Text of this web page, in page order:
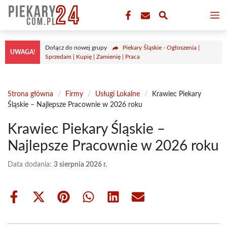
Przejdź
treści
UWAGA!
Dołącz do nowej grupy
Piekary Śląskie - Ogłoszenia |
Sprzedam | Kupię | Zamienię | Praca
Strona główna / Firmy / Usługi Lokalne /
Krawiec Piekary
Śląskie – Najlepsze Pracownie w 2026 roku
Krawiec Piekary Śląskie –
Najlepsze Pracownie w 2026 roku
Data dodania: 3 sierpnia 2026 r.
Share
Share
(Twitter)
Share Share Share Share